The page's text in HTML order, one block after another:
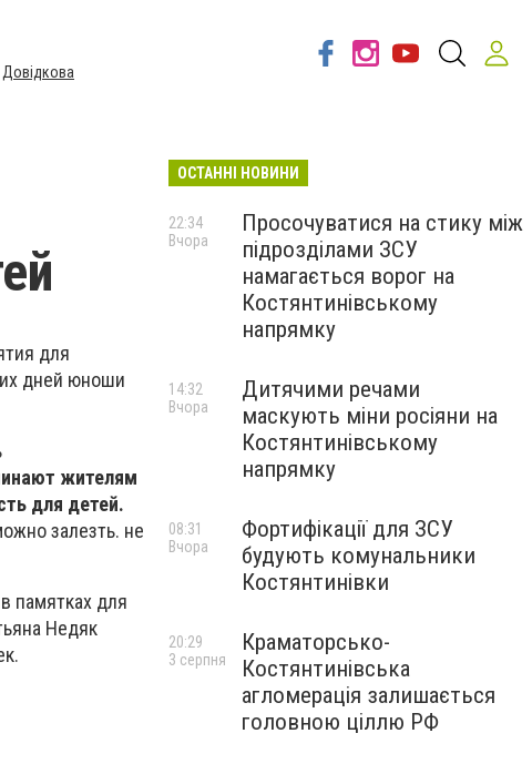
Довідкова
для
дней юноши
жителям
для детей.
залезть. не
памятках для
Недяк
ОСТАННІ НОВИНИ
Просочуватися на стику між
підрозділами ЗСУ
намагається ворог на
Костянтинівському
напрямку
22:34
Вчора
Дитячими речами
маскують міни росіяни на
Костянтинівському
напрямку
14:32
Вчора
Фортифікації для ЗСУ
будують комунальники
Костянтинівки
08:31
Вчора
Краматорсько-
Костянтинівська
агломерація залишається
головною ціллю РФ
20:29
3 серпня